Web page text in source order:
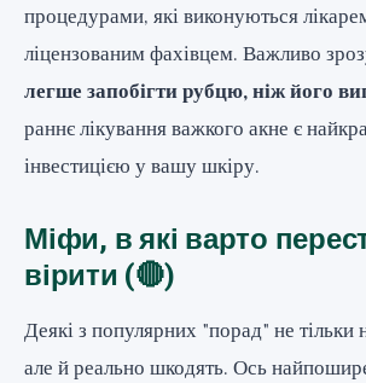
процедурами, які виконуються
ліцензованим фахівцем. Важливо
легше запобігти рубцю, ніж його
раннє лікування важкого акне є
інвестицією у вашу шкіру.
Міфи, в які варто
вірити (🔴)
Деякі з популярних "порад" не
але й реально шкодять. Ось